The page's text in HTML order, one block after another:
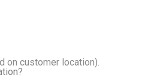
on customer location).